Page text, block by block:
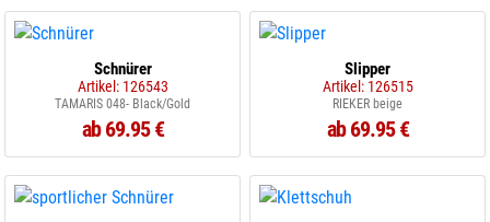
Schnürer
Artikel: 126543
TAMARIS 048- Black/Gold
ab 69.95 €
Slipper
Artikel: 126515
RIEKER beige
ab 69.95 €